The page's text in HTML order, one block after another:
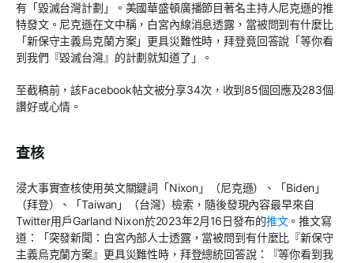
有「毀滅台灣計劃」。美國華盛頓廣播節目著名主持人尼克遜的推
特發文。尼克遜在文中稱，白宮內線消息透露，當被問到有什麼比
「新保守主義烏克蘭方案」更具災難性時，拜登竟回答說「等你看
到我們『毀滅台灣』的計劃就知道了」。
至截稿前，該Facebook帖文被分享34次，收到85個回應及283個
讚好或心情。
查核
浸大事實查核使用英文關鍵詞「Nixon」（尼克遜）、「Biden」
（拜登）、「Taiwan」（台灣）檢索，隨後發現內容最早來自
Twitter用戶Garland Nixon於2023年2月16日發布的推文。推文寫
道：「突發新聞：白宮內部人士透露，當被問到有什麼比『新保守
主義烏克蘭方案』更具災難性時，拜登總統回答說：『等你看到我